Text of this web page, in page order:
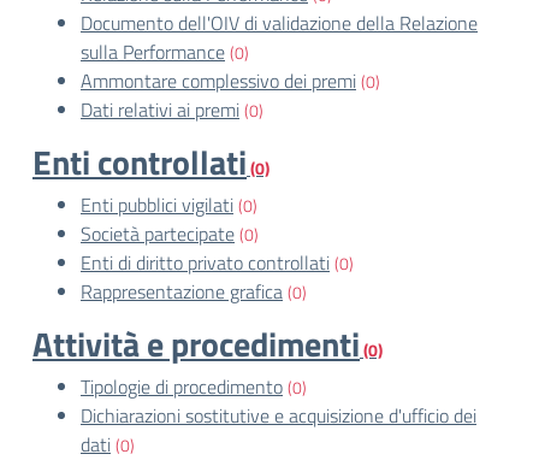
Documento dell'OIV di validazione della Relazione
sulla Performance(0)
Ammontare complessivo dei premi(0)
Dati relativi ai premi(0)
Enti controllati(0)
Enti pubblici vigilati(0)
Società partecipate(0)
Enti di diritto privato controllati(0)
Rappresentazione grafica(0)
Attività e procedimenti(0)
Tipologie di procedimento(0)
Dichiarazioni sostitutive e acquisizione d'ufficio dei
dati(0)